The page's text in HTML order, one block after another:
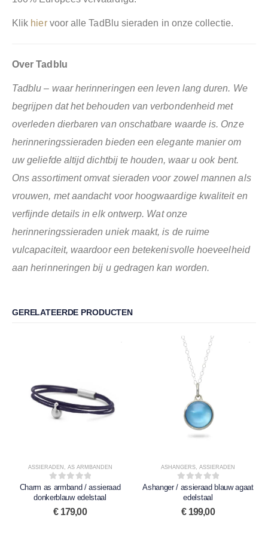
Klik hiervoor alle TadBlu sieraden in onze collectie.
Over Tadblu
Tadblu – waar herinneringen een leven lang duren. We
begrijpen dat het behouden van verbondenheid met
overleden dierbaren van onschatbare waarde is. Onze
herinneringssieraden bieden een elegante manier om
uw geliefde altijd dichtbij te houden, waar u ook bent.
Ons assortiment omvat sieraden voor zowel mannen als
vrouwen, met aandacht voor hoogwaardige kwaliteit en
verfijnde details in elk ontwerp. Wat onze
herinneringssieraden uniek maakt, is de ruime
vulcapaciteit, waardoor een betekenisvolle hoeveelheid
aan herinneringen bij u gedragen kan worden.
GERELATEERDE PRODUCTEN
ASSIERADEN , AS ARMBANDEN
0 out of 5
Charm as armband / assieraad
donkerblauw edelstaal
€179,00
ASHANGERS, ASSIERADEN
0 out of 5
Ashanger / assieraad blauw agaat
edelstaal
€199,00